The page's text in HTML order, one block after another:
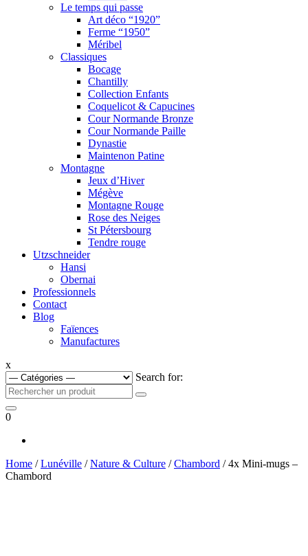
Le temps qui passe
Art déco “1920”
Ferme “1950”
Méribel
Classiques
Bocage
Chantilly
Collection Enfants
Coquelicot & Capucines
Cour Normande Bronze
Cour Normande Paille
Dynastie
Maintenon Patine
Montagne
Jeux d’Hiver
Mégève
Montagne Rouge
Rose des Neiges
St Pétersbourg
Tendre rouge
Utzschneider
Hansi
Obernai
Professionnels
Contact
Blog
Faïences
Manufactures
x
Search for:
0
Home /Lunéville /Nature & Culture /Chambord / 4x Mini-mugs –
Chambord